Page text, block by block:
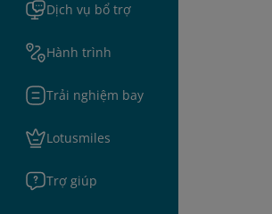
Dịch vụ bổ trợ
Hành trình
Trải nghiệm bay
Lotusmiles
Trợ giúp